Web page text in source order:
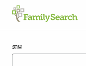
នាម